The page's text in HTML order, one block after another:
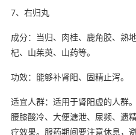
7、右归丸
成分：当归、肉桂、鹿角胶、熟
杞、山茱萸、山药等。
功效：能够补肾阳、固精止泻。
适宜人群：适用于肾阳虚的人群
腰膝酸冷、大便溏泄、尿频、遗
疗效果。服药期间要注意休息，